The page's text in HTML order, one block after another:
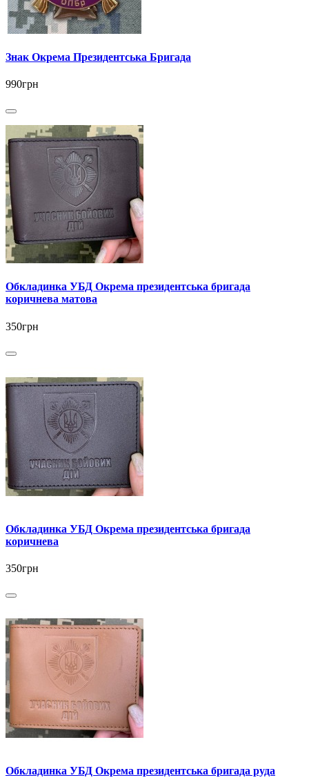
Знак Окрема Президентська Бригада
990грн
Обкладинка УБД Окрема президентська бригада
коричнева матова
350грн
Обкладинка УБД Окрема президентська бригада
коричнева
350грн
Обкладинка УБД Окрема президентська бригада руда